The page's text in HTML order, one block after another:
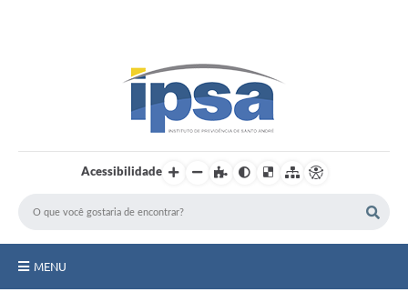
Acessibilidade
MENU